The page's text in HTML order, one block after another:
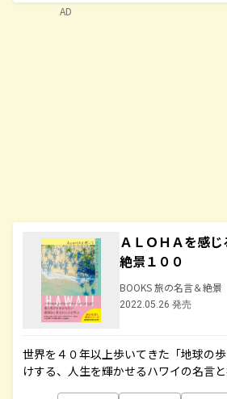
ＡＬＯＨＡを感
絶景１００
BOOKS 旅の名言＆絶景
2022.05.26 発売
世界を４０年以上歩いてきた「地球の
けする、人生を輝かせるハワイの名言
AD